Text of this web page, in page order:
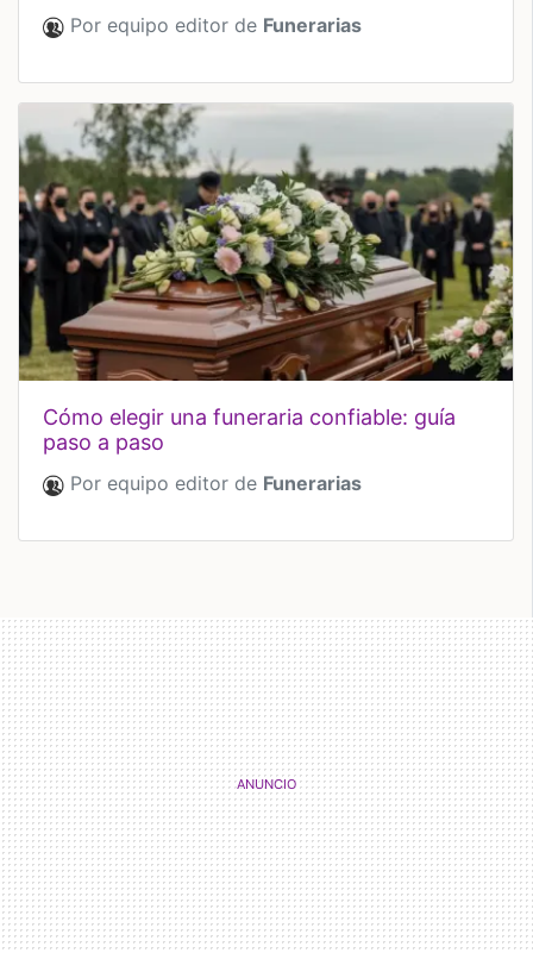
Por equipo editor de Funerarias
cómo elegir una funeraria confiable: guía
paso a paso
Por equipo editor de Funerarias